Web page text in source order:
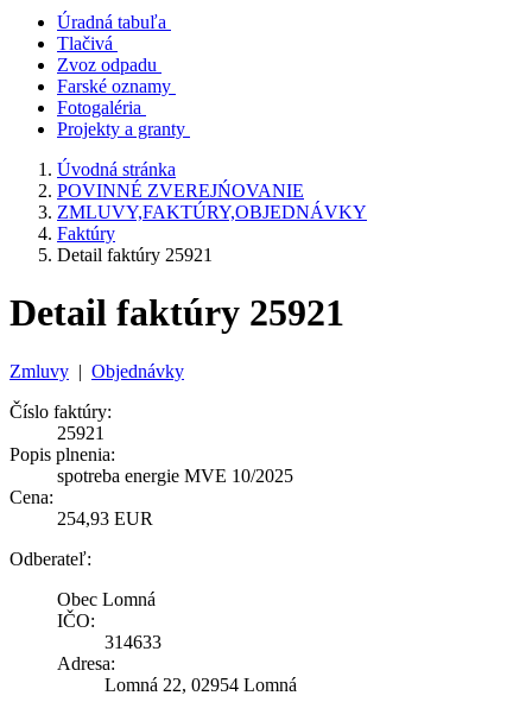
Úradná tabuľa
Tlačivá
Zvoz odpadu
Farské oznamy
Fotogaléria
Projekty a granty
Úvodná stránka
POVINNÉ ZVEREJŃOVANIE
ZMLUVY,FAKTÚRY,OBJEDNÁVKY
Faktúry
Detail faktúry 25921
Detail faktúry 25921
Zmluvy | Objednávky
Číslo faktúry:
25921
Popis plnenia:
spotreba energie MVE 10/2025
Cena:
254,93 EUR
Odberateľ:
Obec Lomná
IČO:
314633
Adresa:
Lomná 22, 02954 Lomná